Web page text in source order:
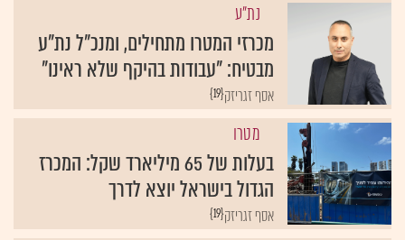
נת"ע
מכרזי המטרו מתחילים, ומנכ"ל נת"ע
מבטיח: "עבודות בהיקף שלא ראינו"
{19}אסף זגריזק
מטרו
בעלות של 65 מיליארד שקל: המכרז
הגדול בישראל יוצא לדרך
{19}אסף זגריזק